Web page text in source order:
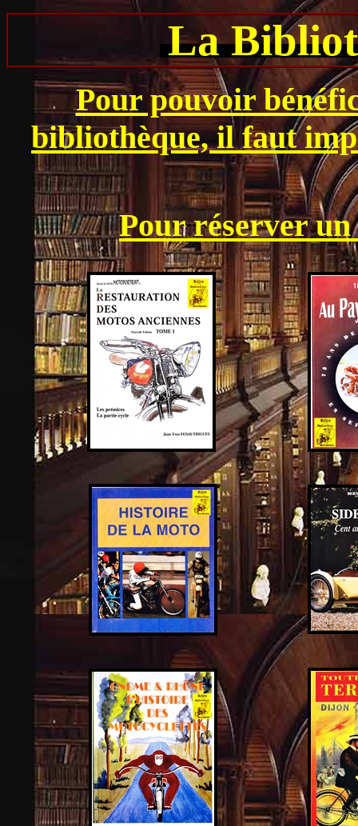
La
Pour pouvoir
bibliothèque, il faut
Pour réserver